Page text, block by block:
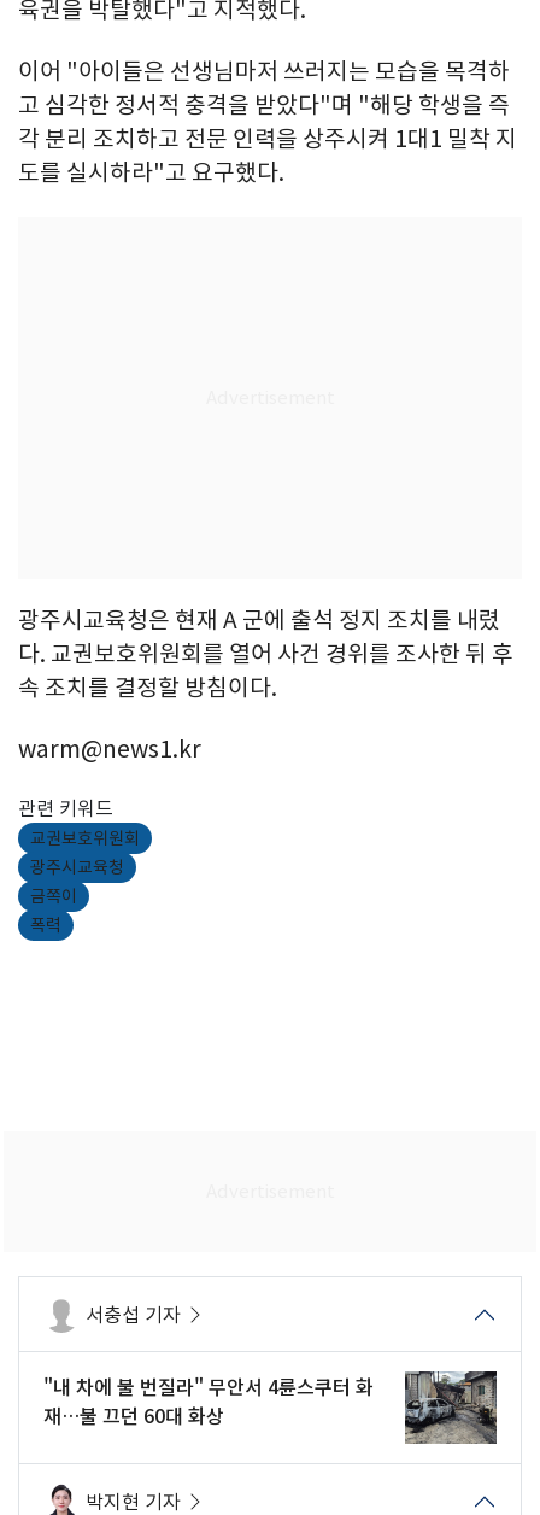
육권을 박탈했다"고 지적했다.
이어 "아이들은 선생님마저 쓰러지는 모습을 목격하
고 심각한 정서적 충격을 받았다"며 "해당 학생을 즉
각 분리 조치하고 전문 인력을 상주시켜 1대1 밀착 지
도를 실시하라"고 요구했다.
광주시교육청은 현재 A 군에 출석 정지 조치를 내렸
다. 교권보호위원회를 열어 사건 경위를 조사한 뒤 후
속 조치를 결정할 방침이다.
warm@news1.kr
관련 키워드
교권보호위원회
광주시교육청
금쪽이
폭력
서충섭 기자
"내 차에 불 번질라" 무안서 4륜스쿠터 화
재…불 끄던 60대 화상
박지현 기자